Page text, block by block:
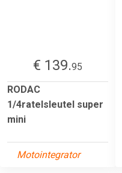
€ 139.95
RODAC
1/4ratelsleutel super
mini
Motointegrator